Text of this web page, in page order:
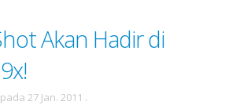
Akan Hadir di
pada 27 Jan. 2011 .